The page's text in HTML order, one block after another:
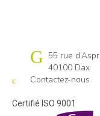
Cap emploi 40-
55 rue
40100 Dax
Contactez-nous
Certifié ISO 9001